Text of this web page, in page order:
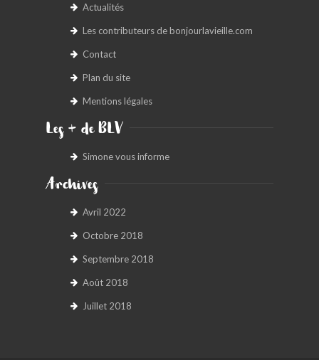
Actualités
Les contributeurs de bonjourlavieille.com
Contact
Plan du site
Mentions légales
Les + de BLV
Simone vous informe
Archives
Avril 2022
Octobre 2018
Septembre 2018
Août 2018
Juillet 2018